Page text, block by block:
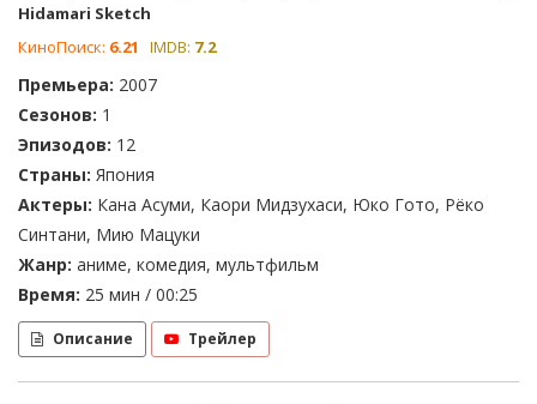
Hidamari Sketch
КиноПоиск: 6.21 IMDB: 7.2
Премьера: 2007
Сезонов: 1
Эпизодов: 12
Страны: Япония
Актеры: Кана Асуми, Каори Мидзухаси, Юко Гото, Рёко
Синтани, Мию Мацуки
Жанр: аниме, комедия, мультфильм
Время: 25 мин / 00:25
Описание Трейлер